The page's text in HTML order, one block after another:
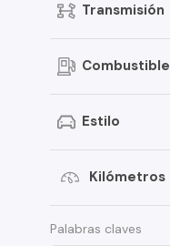
Elantra
i30
i20
Verna
Venue
Transmisión
Combustible
Estilo
Kilómetros
Palabras claves